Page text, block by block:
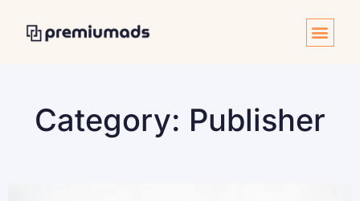
Category: Publisher